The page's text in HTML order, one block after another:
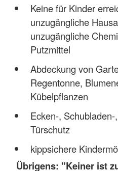
Keine für Kinder
unzugängliche
unzugängliche
Putzmittel
Abdeckung von
Regentonne,
Kübelpflanzen
Ecken-,
Türschutz
kippsichere
Übrigens: "Keiner ist